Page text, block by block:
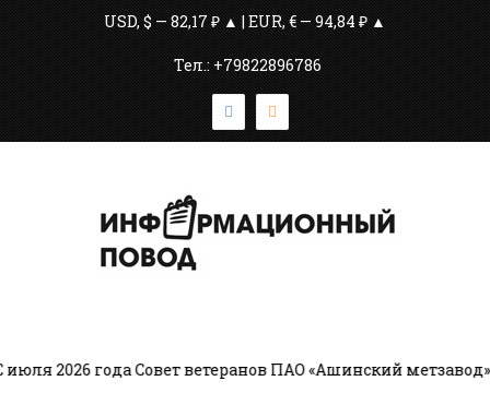
USD, $ — 82,17 ₽ ▲ | EUR, € — 94,84 ₽ ▲
Тел.: +79822896786
2026 года Совет ветеранов ПАО «Ашинский метзавод»